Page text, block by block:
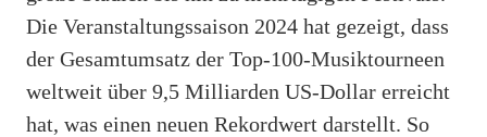
Die Veranstaltungssaison 2024 hat gezeigt, dass
der Gesamtumsatz der Top-100-Musiktourneen
weltweit über 9,5 Milliarden US-Dollar erreicht
hat, was einen neuen Rekordwert darstellt. So